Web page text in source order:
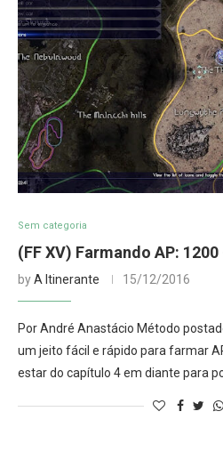
Sem categoria
(FF XV) Farmando AP:
byA Itinerante 15/12/2016
Por André Anastácio Método
um jeito fácil e rápido para farmar
estar do capítulo 4 em diante para